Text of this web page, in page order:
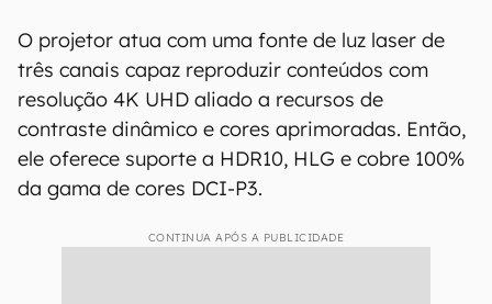
O projetor atua com uma fonte de luz laser de
três canais capaz reproduzir conteúdos com
resolução 4K UHD aliado a recursos de
contraste dinâmico e cores aprimoradas. Então,
ele oferece suporte a HDR10, HLG e cobre 100%
da gama de cores DCI-P3.
CONTINUA APÓS A PUBLICIDADE